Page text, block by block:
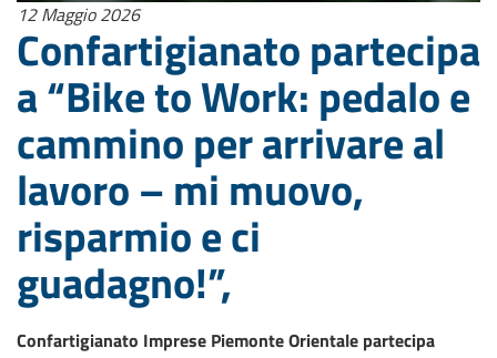
12 Maggio 2026
Confartigianato partecipa
a “Bike to Work: pedalo e
cammino per arrivare al
lavoro – mi muovo,
risparmio e ci
guadagno!”,
Confartigianato Imprese Piemonte Orientale partecipa